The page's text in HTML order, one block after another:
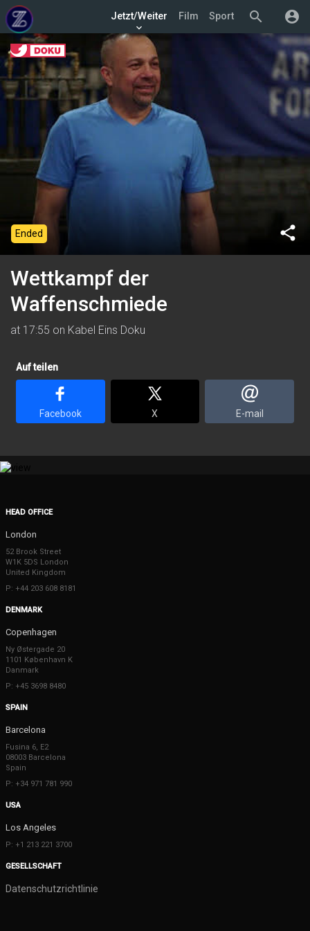
search account_circle
Jetzt/Weiter
keyboard_arrow_down
Film Sport
share
Ended
Wettkampf der
Waffenschmiede
at 17:55 on Kabel Eins Doku
Auf teilen
Facebook X E-mail
HEAD OFFICE
London
52 Brook Street
W1K 5DS London
United Kingdom
P: +44 203 608 8181
DENMARK
Copenhagen
Ny Østergade 20
1101 København K
Danmark
P: +45 3698 8480
SPAIN
Barcelona
Fusina 6, E2
08003 Barcelona
Spain
P: +34 971 781 990
USA
Los Angeles
P: +1 213 221 3700
GESELLSCHAFT
Datenschutzrichtlinie